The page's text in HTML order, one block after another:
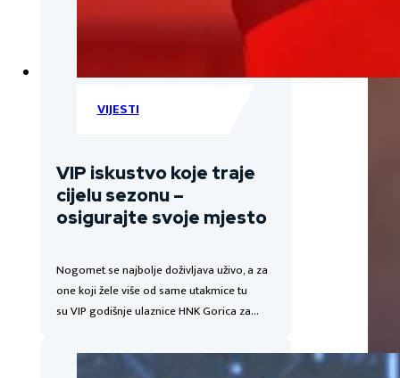
VIJESTI
VIP iskustvo koje traje
cijelu sezonu –
osigurajte svoje mjesto
Nogomet se najbolje doživljava uživo, a za
one koji žele više od same utakmice tu
su VIP godišnje ulaznice HNK Gorica za…